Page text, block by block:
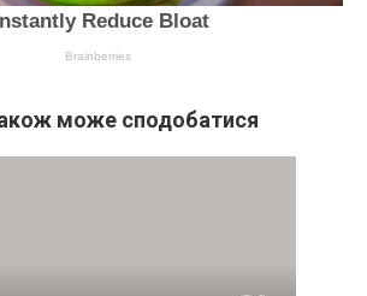
може сподобатися